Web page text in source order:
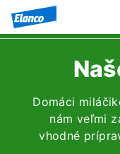
Domáci
nám veľmi
vhodné